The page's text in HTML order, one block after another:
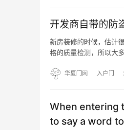
开发商自带的防
新房装修的时候，估计
格的质量检测，所以大
还可以通…
华夏门网 入户门
When entering
to say a word